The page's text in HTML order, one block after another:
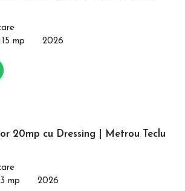
mp 2026
20mp cu Dressing | Metrou Teclu
mp 2026